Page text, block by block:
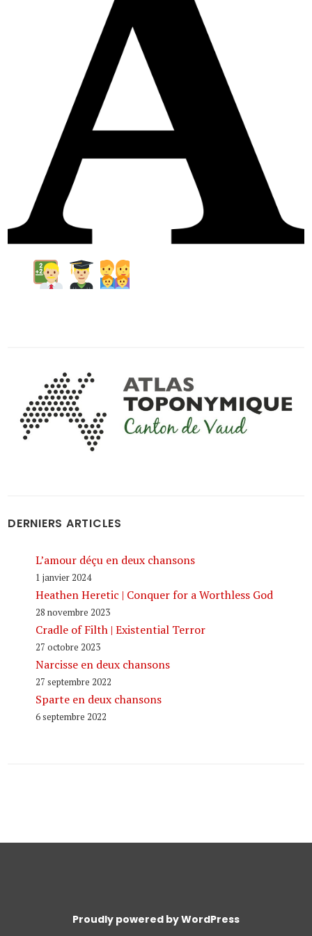
DERNIERS ARTICLES
L’amour déçu en deux chansons
1 janvier 2024
Heathen Heretic | Conquer for a Worthless God
28 novembre 2023
Cradle of Filth | Existential Terror
27 octobre 2023
Narcisse en deux chansons
27 septembre 2022
Sparte en deux chansons
6 septembre 2022
Proudly powered by WordPress